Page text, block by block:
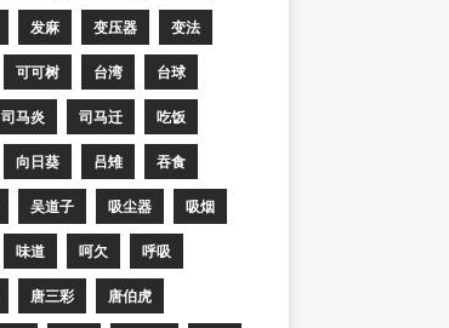
发麻 变压器 变法
可可树 台湾 台球
司马炎 司马迁 吃饭
向日葵 吕雉 吞食
吴道子 吸尘器 吸烟
味道 呵欠 呼吸
唐三彩 唐伯虎